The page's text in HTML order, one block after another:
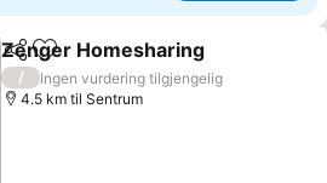
Del Legg til i favoritter
Zenger Homesharing
/
Ingen vurdering tilgjengelig
4.5 km til Sentrum